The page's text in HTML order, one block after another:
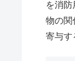
を消
物の関
寄与す